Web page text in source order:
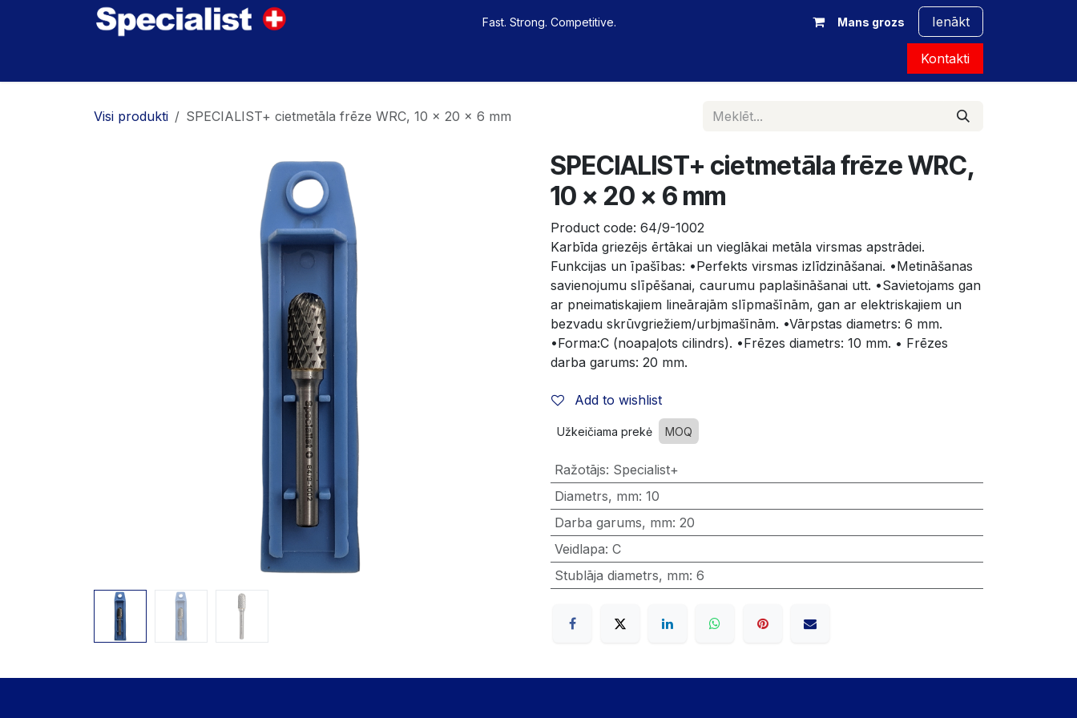
Fast. Strong. Competitive. Mans grozs Ienākt
Kontakti
Visi produkti SPECIALIST+ cietmetāla frēze WRC, 10 x 20 x 6 mm
SPECIALIST+ cietmetāla frēze WRC,
10 x 20 x 6 mm
Product code: 64/9-1002
Karbīda griezējs ērtākai un vieglākai metāla virsmas apstrādei.
Funkcijas un īpašības: •Perfekts virsmas izlīdzināšanai. •Metināšanas
savienojumu slīpēšanai, caurumu paplašināšanai utt. •Savietojams gan
ar pneimatiskajiem lineārajām slīpmašīnām, gan ar elektriskajiem un
bezvadu skrūvgriežiem/urbjmašīnām. •Vārpstas diametrs: 6 mm.
•Forma:C (noapaļots cilindrs). •Frēzes diametrs: 10 mm. • Frēzes
darba garums: 20 mm.
Add to wishlist
Užkeičiama prekė MOQ
Ražotājs: Specialist+
Diametrs, mm: 10
Darba garums, mm: 20
Veidlapa: C
Stublāja diametrs, mm: 6